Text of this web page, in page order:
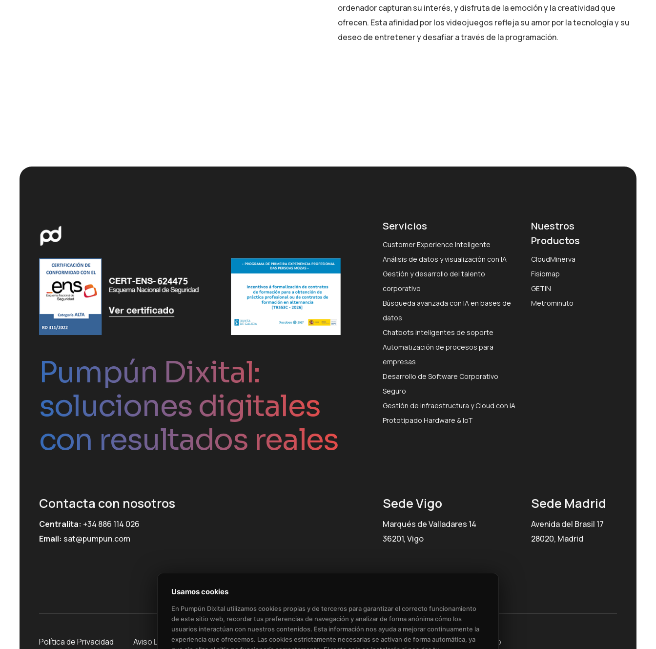
ordenador capturan su interés, y disfruta de la emoción y la creatividad que
ofrecen. Esta afinidad por los videojuegos refleja su amor por la tecnología y su
deseo de entretener y desafiar a través de la programación.
Pumpún Dixital:
soluciones digitales
con resultados reales
Servicios
Customer Experience Inteligente
Análisis de datos y visualización con IA
Gestión y desarrollo del talento
corporativo
Búsqueda avanzada con IA en bases de
datos
Chatbots inteligentes de soporte
Automatización de procesos para
empresas
Desarrollo de Software Corporativo
Seguro
Gestión de Infraestructura y Cloud con IA
Prototipado Hardware & IoT
Nuestros
Productos
CloudMinerva
Fisiomap
GETIN
Metrominuto
Contacta con nosotros
Centralita: +34 886 114 026
Email: sat@pumpun.com
Sede Vigo
Marqués de Valladares 14
36201, Vigo
Sede Madrid
Avenida del Brasil 17
28020, Madrid
Política de Privacidad​ Aviso Legal​ Política de Cookies Eliminación de Datos de Usuario Condiciones del Servicio
Usamos cookies
En Pumpún Dixital utilizamos cookies propias y de terceros para garantizar el correcto funcionamiento
de este sitio web, recordar tus preferencias de navegación y analizar de forma anónima cómo los
usuarios interactúan con nuestros contenidos. Esta información nos ayuda a mejorar continuamente la
experiencia que ofrecemos. Las cookies estrictamente necesarias se activan de forma automática, ya